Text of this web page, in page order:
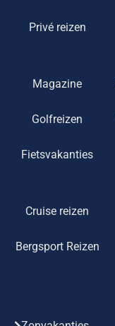
Privé reizen
Magazine
Golfreizen
Fietsvakanties
Cruise reizen
Bergsport Reizen